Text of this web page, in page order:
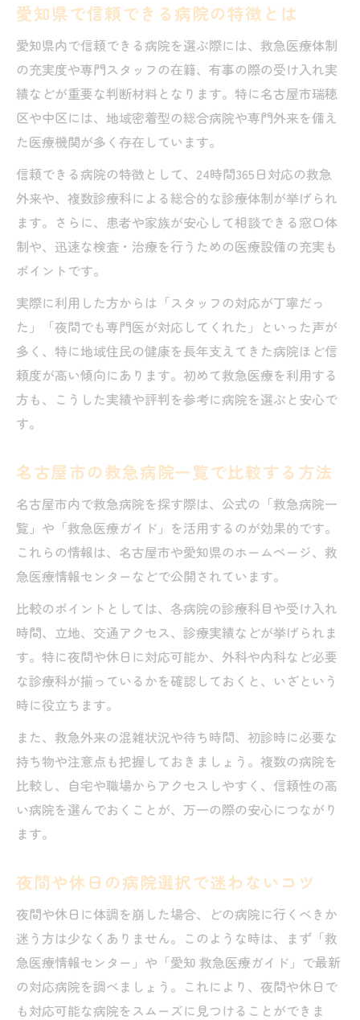
♯8000と♯7119の使い分けポイント徹底解説
♯8000と♯7119で相談先と病院を選ぶ基準
子どもと大人の病院選びに使う相談窓口
緊急度で判断する病院相談の仕方
救急外来と電話相談の上手な使い分け方
受診判断で家族を守るための病院活用法
家族の急変時に役立つ病院利用の心得
受診すべき症状と病院選びのポイント
救急医療ガイドを活かした病院受診術
迅速な判断で選ぶべき病院の条件
病院受診で家族の安心を守る方法
愛知県で信頼できる病院の特徴とは
愛知県内で信頼できる病院を選ぶ際には、救急医療体制
の充実度や専門スタッフの在籍、有事の際の受け入れ実
績などが重要な判断材料となります。特に名古屋市瑞穂
区や中区には、地域密着型の総合病院や専門外来を備え
た医療機関が多く存在しています。
信頼できる病院の特徴として、24時間365日対応の救急
外来や、複数診療科による総合的な診療体制が挙げられ
ます。さらに、患者や家族が安心して相談できる窓口体
制や、迅速な検査・治療を行うための医療設備の充実も
ポイントです。
実際に利用した方からは「スタッフの対応が丁寧だっ
た」「夜間でも専門医が対応してくれた」といった声が
多く、特に地域住民の健康を長年支えてきた病院ほど信
頼度が高い傾向にあります。初めて救急医療を利用する
方も、こうした実績や評判を参考に病院を選ぶと安心で
す。
名古屋市の救急病院一覧で比較する方法
名古屋市内で救急病院を探す際は、公式の「救急病院一
覧」や「救急医療ガイド」を活用するのが効果的です。
これらの情報は、名古屋市や愛知県のホームページ、救
急医療情報センターなどで公開されています。
比較のポイントとしては、各病院の診療科目や受け入れ
時間、立地、交通アクセス、診療実績などが挙げられま
す。特に夜間や休日に対応可能か、外科や内科など必要
な診療科が揃っているかを確認しておくと、いざという
時に役立ちます。
また、救急外来の混雑状況や待ち時間、初診時に必要な
持ち物や注意点も把握しておきましょう。複数の病院を
比較し、自宅や職場からアクセスしやすく、信頼性の高
い病院を選んでおくことが、万一の際の安心につながり
ます。
夜間や休日の病院選択で迷わないコツ
夜間や休日に体調を崩した場合、どの病院に行くべきか
迷う方は少なくありません。このような時は、まず「救
急医療情報センター」や「愛知 救急医療ガイド」で最新
の対応病院を調べましょう。これにより、夜間や休日で
も対応可能な病院をスムーズに見つけることができま